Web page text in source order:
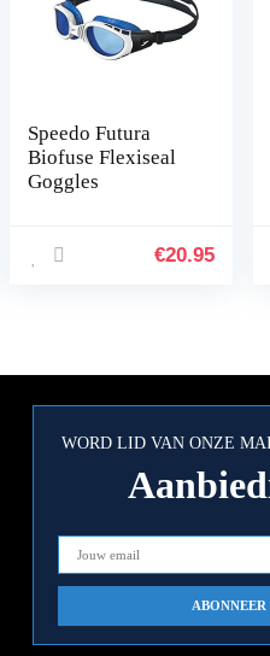
Speedo Futura
Biofuse Flexiseal
Goggles
€20.95
WORD LID VAN ONZE